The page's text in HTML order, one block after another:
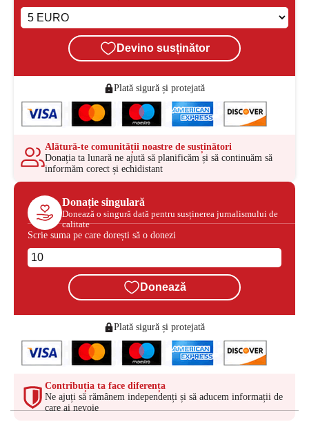
Devino susținător
Plată sigură și protejată
Alătură-te comunității noastre de susținători
Donația ta lunară ne ajută să planificăm și să continuăm să
informăm corect și echidistant
Donație singulară
Donează o singură dată pentru susținerea jurnalismului de
calitate
Scrie suma pe care dorești să o donezi
Donează
Plată sigură și protejată
Contribuția ta face diferența
Ne ajuți să rămânem independenți și să aducem informații de
care ai nevoie